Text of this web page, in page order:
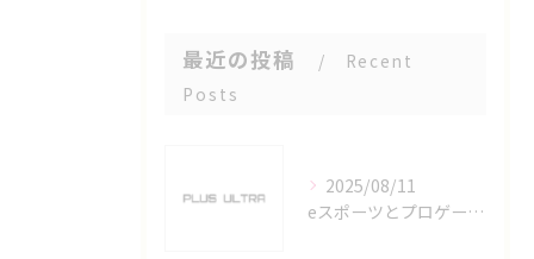
最近の投稿
Recent
Posts
2025/08/11
eスポーツとプロゲーマーを六番町駅で目指すための実践ガイド